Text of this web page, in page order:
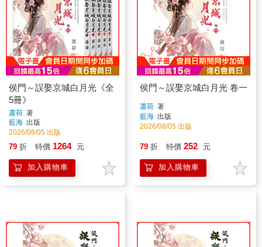
侯門～誤娶京城白月光《全
5冊》
蕭荷 著
藍海 出版
2026/08/05 出版
79 折 特價 1264 元
加入購物車
侯門～誤娶京城白月光 卷一
蕭荷 著
藍海 出版
2026/08/05 出版
79 折 特價 252 元
加入購物車